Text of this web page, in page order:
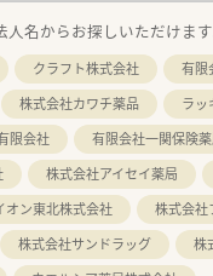
名からお探しいただけます
クラフト株式会社
有限
株式会社カワチ薬品
ラッ
限会社
有限会社一関保険
株式会社アイセイ薬局
オン東北株式会社
株式会社
株式会社サンドラッグ
株